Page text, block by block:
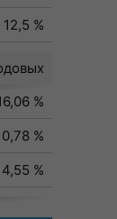
12,5 %
%
0,78 %
%